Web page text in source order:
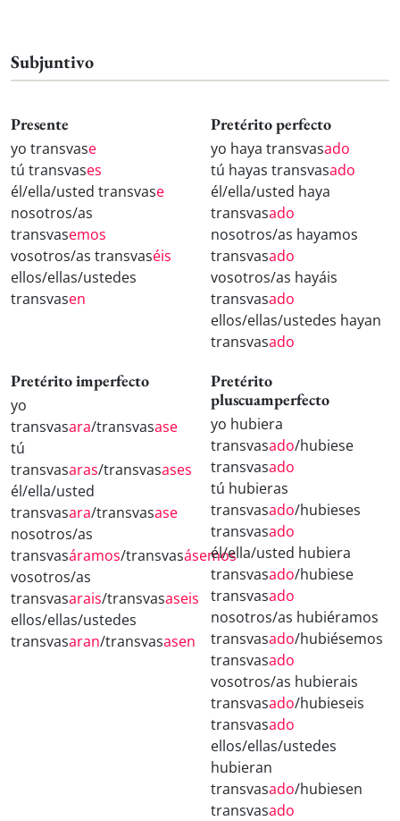
Subjuntivo
Presente
yo transvase
tú transvases
él/ella/usted transvase
nosotros/as
transvasemos
vosotros/as transvaséis
ellos/ellas/ustedes
transvasen
Pretérito perfecto
yo haya transvasado
tú hayas transvasado
él/ella/usted haya
transvasado
nosotros/as hayamos
transvasado
vosotros/as hayáis
transvasado
ellos/ellas/ustedes hayan
transvasado
Pretérito imperfecto
yo
transvasara/transvasase
tú
transvasaras/transvasases
él/ella/usted
transvasara/transvasase
nosotros/as
transvasáramos/transvasásemos
vosotros/as
transvasarais/transvasaseis
ellos/ellas/ustedes
transvasaran/transvasasen
Pretérito
pluscuamperfecto
yo hubiera
transvasado/hubiese
transvasado
tú hubieras
transvasado/hubieses
transvasado
él/ella/usted hubiera
transvasado/hubiese
transvasado
nosotros/as hubiéramos
transvasado/hubiésemos
transvasado
vosotros/as hubierais
transvasado/hubieseis
transvasado
ellos/ellas/ustedes
hubieran
transvasado/hubiesen
transvasado